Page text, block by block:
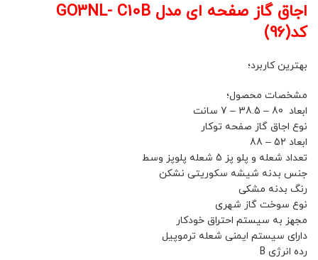
اجاق گاز صفحه ای مدل GO3NL- C10B
کد(96)
بهترین کاربرد؛
مشخصات محصول؛
ابعاد 80 – 38.5 – 7 سانت
نوع اجاق گاز صفحه توکار
ابعاد 52 – 88
تعداد شعله و پلو پز 5 شعله پلوپز وسط
جنس بدنه شیشه سکوریتی نشکن
رنگ بدنه مشکی
نوع سوخت گاز شهری
مجهز به سیستم احتراق خودکار
دارای سیستم ایمنی شعله ترموپیل
رده انرژی B